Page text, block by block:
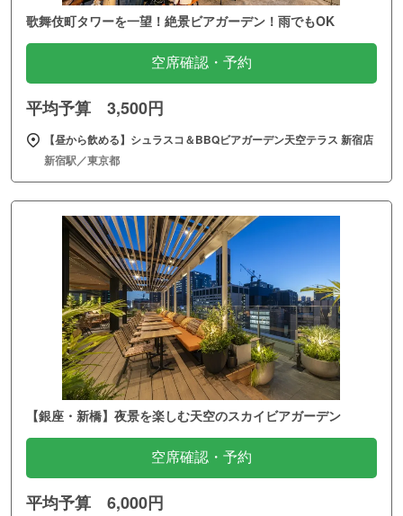
歌舞伎町タワーを一望！絶景ビアガーデン！雨でもOK
空席確認・予約
平均予算 3,500円
【昼から飲める】シュラスコ＆BBQビアガーデン天空テラス 新宿店
新宿駅／東京都
【銀座・新橋】夜景を楽しむ天空のスカイビアガーデン
空席確認・予約
平均予算 6,000円